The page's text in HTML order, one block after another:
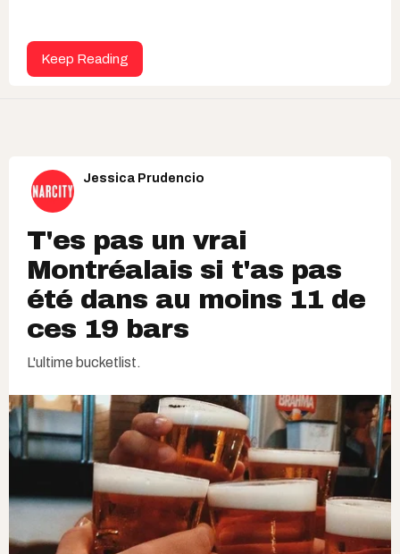
Keep Reading
Jessica Prudencio
T'es pas un vrai
Montréalais si t'as pas
été dans au moins 11 de
ces 19 bars
L'ultime bucketlist.